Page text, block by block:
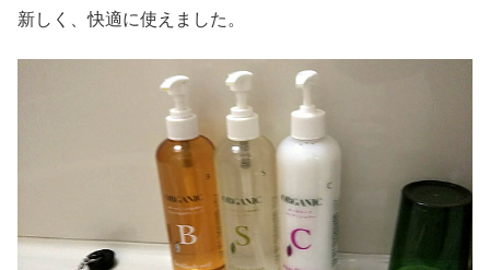
新しく、快適に使えました。